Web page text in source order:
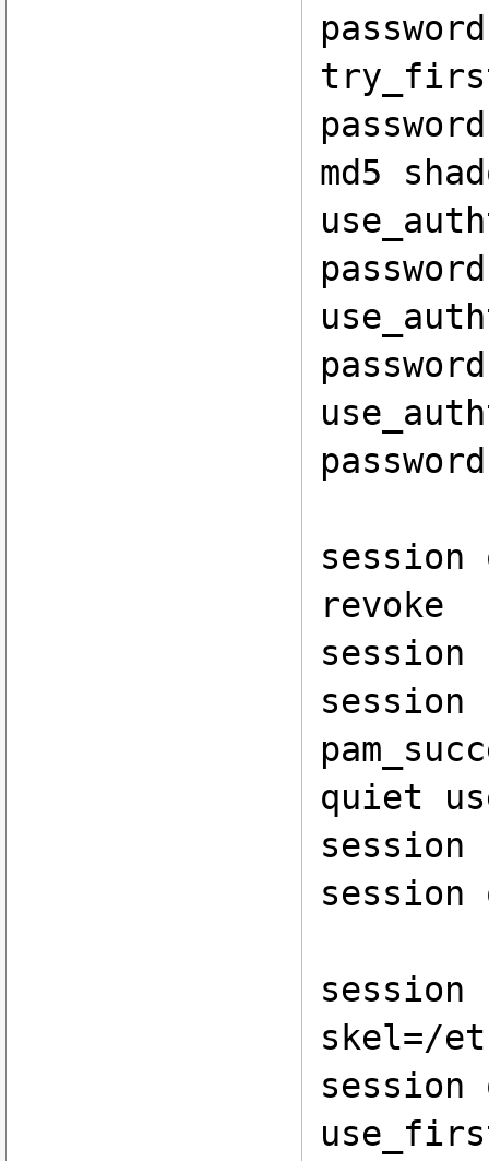
md5
session
revoke
session
session
quiet
session
session
session
skel=/
session